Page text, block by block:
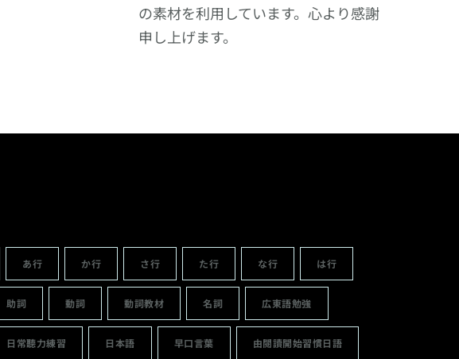
の素材を利用しています。心より感謝
申し上げます。
あ行 か行 さ行 た行 な行 は行
助詞 動詞 動詞教材 名詞 広東語勉強
日常聽力練習 日本語 早口言葉 由閱讀開始習慣日語